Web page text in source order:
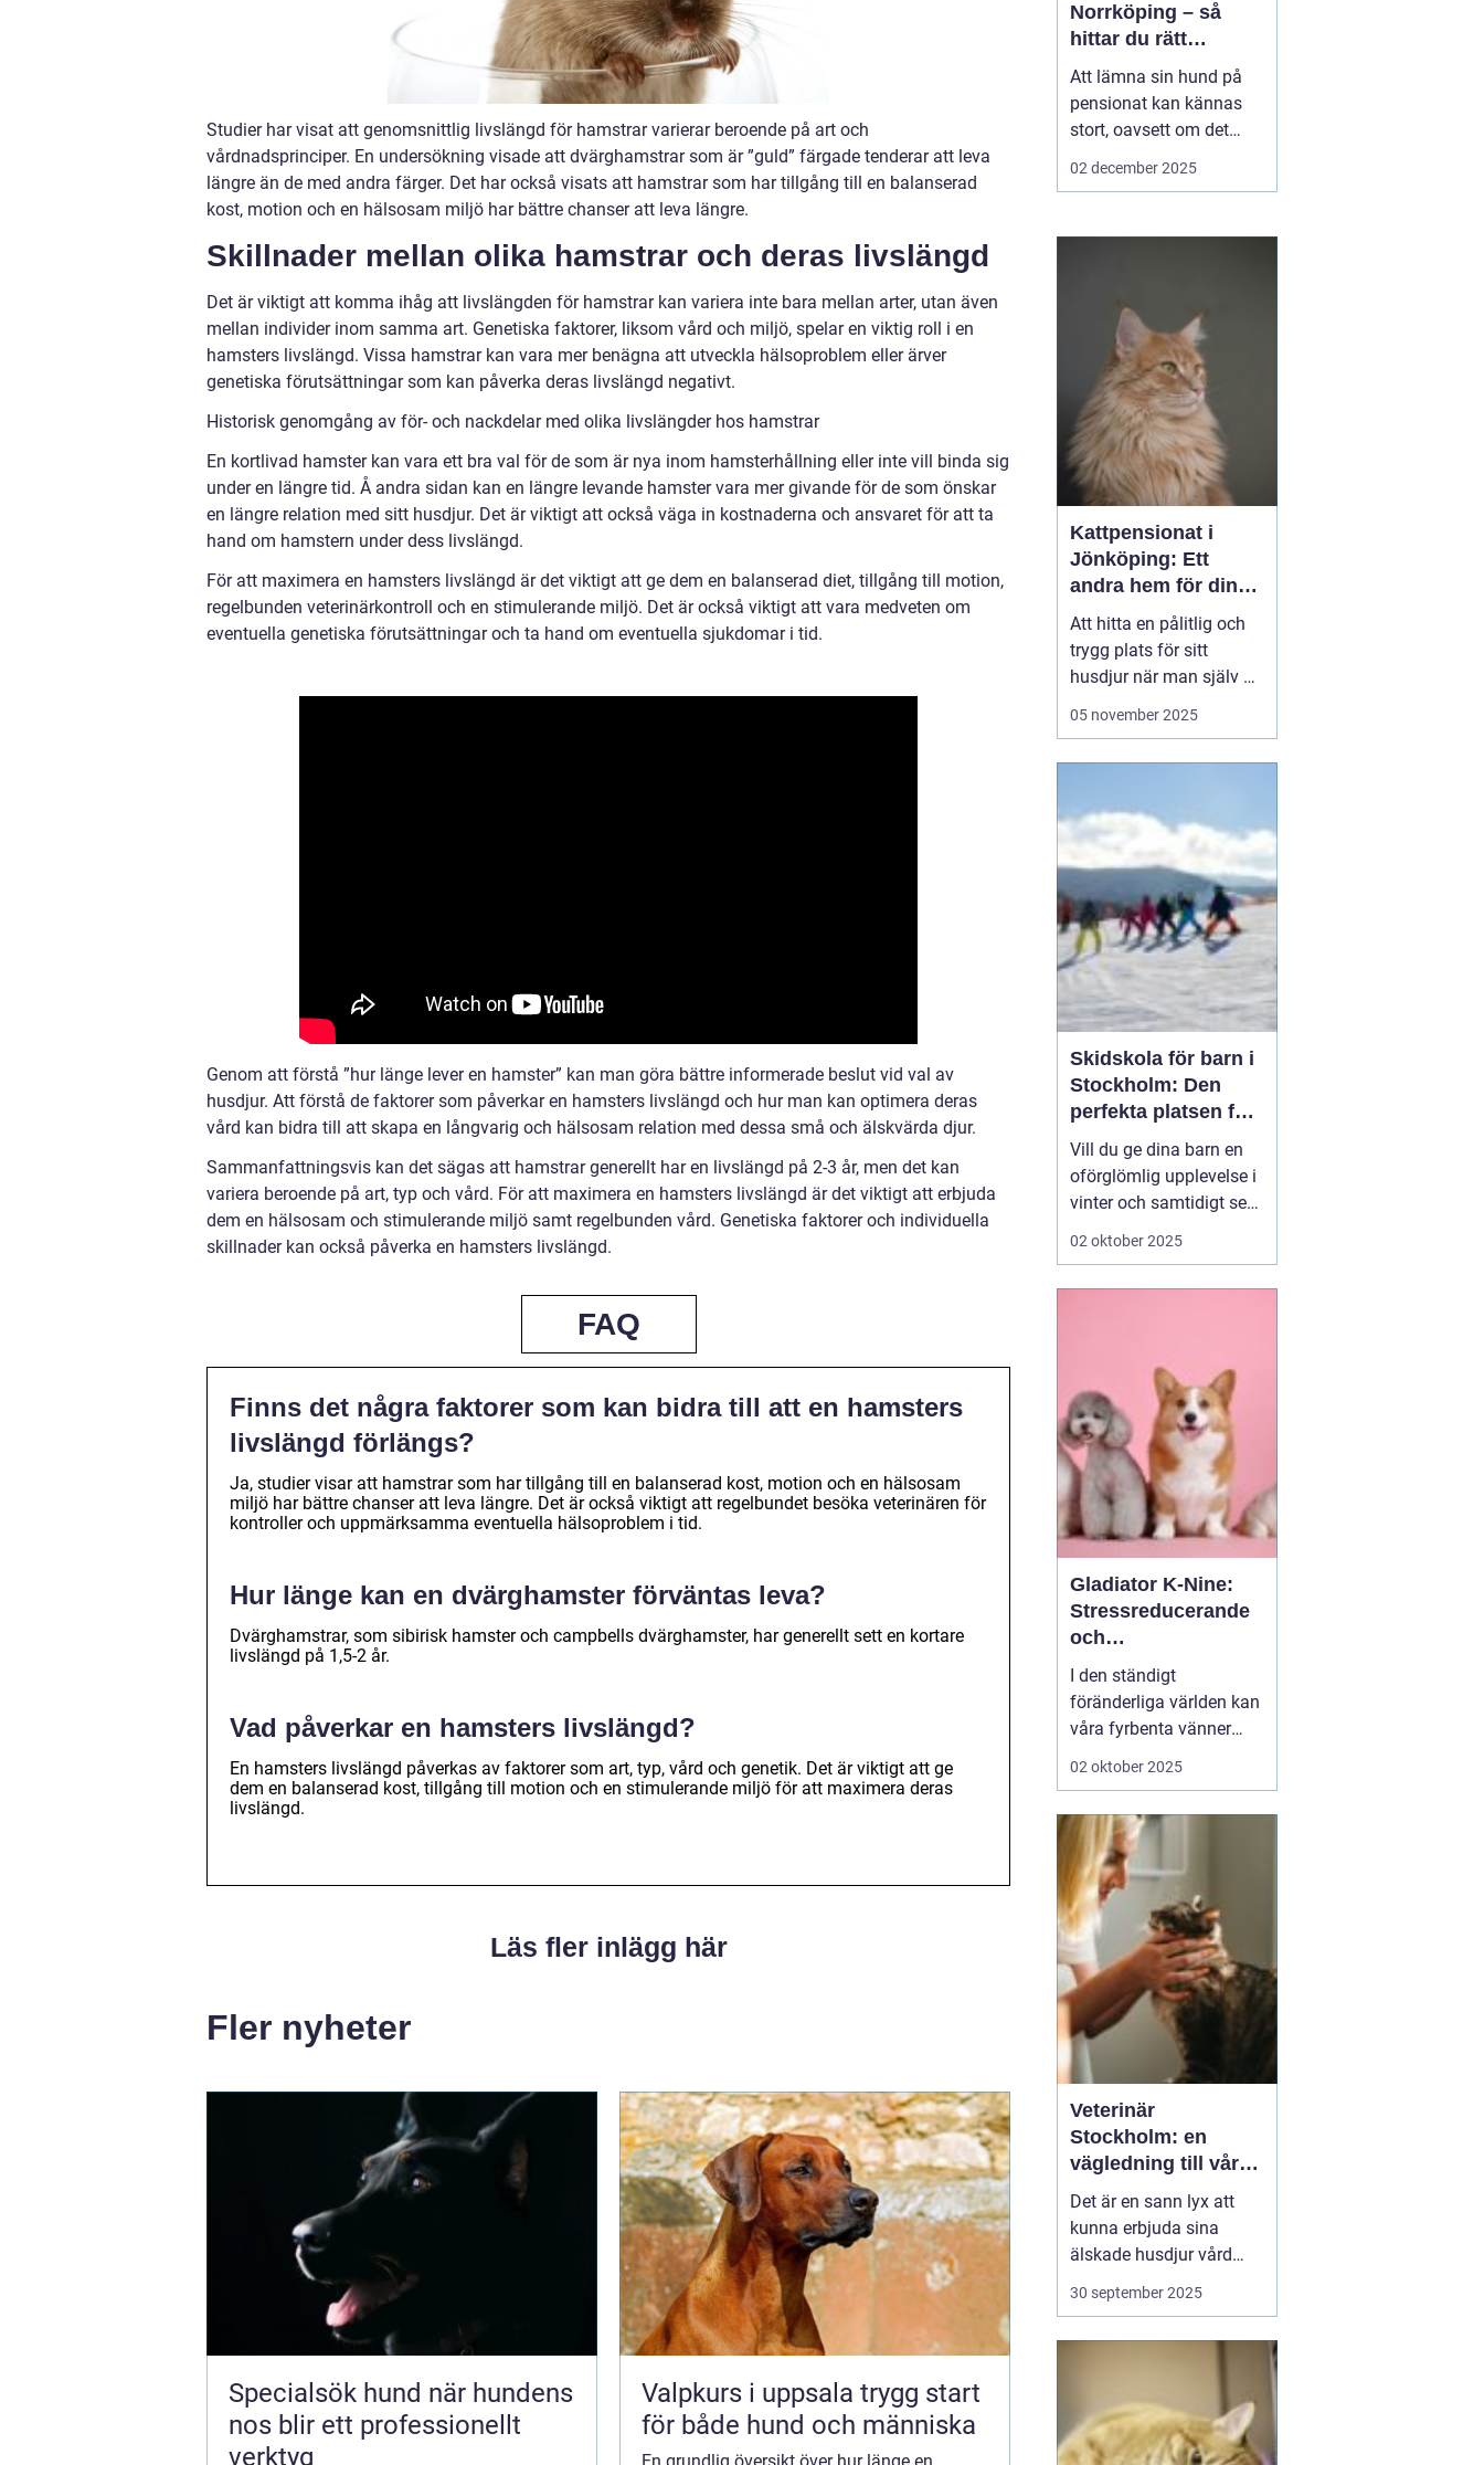
Studier har visat att genomsnittlig livslängd för hamstrar varierar beroende på art och
vårdnadsprinciper. En undersökning visade att dvärghamstrar som är ”guld” färgade tenderar att leva
längre än de med andra färger. Det har också visats att hamstrar som har tillgång till en balanserad
kost, motion och en hälsosam miljö har bättre chanser att leva längre.
Skillnader mellan olika hamstrar och deras livslängd
Det är viktigt att komma ihåg att livslängden för hamstrar kan variera inte bara mellan arter, utan även
mellan individer inom samma art. Genetiska faktorer, liksom vård och miljö, spelar en viktig roll i en
hamsters livslängd. Vissa hamstrar kan vara mer benägna att utveckla hälsoproblem eller ärver
genetiska förutsättningar som kan påverka deras livslängd negativt.
Historisk genomgång av för- och nackdelar med olika livslängder hos hamstrar
En kortlivad hamster kan vara ett bra val för de som är nya inom hamsterhållning eller inte vill binda sig
under en längre tid. Å andra sidan kan en längre levande hamster vara mer givande för de som önskar
en längre relation med sitt husdjur. Det är viktigt att också väga in kostnaderna och ansvaret för att ta
hand om hamstern under dess livslängd.
För att maximera en hamsters livslängd är det viktigt att ge dem en balanserad diet, tillgång till motion,
regelbunden veterinärkontroll och en stimulerande miljö. Det är också viktigt att vara medveten om
eventuella genetiska förutsättningar och ta hand om eventuella sjukdomar i tid.
Genom att förstå ”hur länge lever en hamster” kan man göra bättre informerade beslut vid val av
husdjur. Att förstå de faktorer som påverkar en hamsters livslängd och hur man kan optimera deras
vård kan bidra till att skapa en långvarig och hälsosam relation med dessa små och älskvärda djur.
Sammanfattningsvis kan det sägas att hamstrar generellt har en livslängd på 2-3 år, men det kan
variera beroende på art, typ och vård. För att maximera en hamsters livslängd är det viktigt att erbjuda
dem en hälsosam och stimulerande miljö samt regelbunden vård. Genetiska faktorer och individuella
skillnader kan också påverka en hamsters livslängd.
FAQ
Finns det några faktorer som kan bidra till att en hamsters
livslängd förlängs?
Ja, studier visar att hamstrar som har tillgång till en balanserad kost, motion och en hälsosam
miljö har bättre chanser att leva längre. Det är också viktigt att regelbundet besöka veterinären för
kontroller och uppmärksamma eventuella hälsoproblem i tid.
Hur länge kan en dvärghamster förväntas leva?
Dvärghamstrar, som sibirisk hamster och campbells dvärghamster, har generellt sett en kortare
livslängd på 1,5-2 år.
Vad påverkar en hamsters livslängd?
En hamsters livslängd påverkas av faktorer som art, typ, vård och genetik. Det är viktigt att ge
dem en balanserad kost, tillgång till motion och en stimulerande miljö för att maximera deras
livslängd.
Läs fler inlägg här
Fler nyheter
Specialsök hund när hundens
nos blir ett professionellt
verktyg
Valpkurs i uppsala trygg start
för både hund och människa
En grundlig översikt över hur länge en
Norrköping – så
hittar du rätt
omsorg för din hund
Att lämna sin hund på
pensionat kan kännas
stort, oavsett om det
gäller en hel semester
runt Norrköping letar
hunden blir...
02 december 2025
Kattpensionat i
Jönköping: Ett
andra hem för din
katt
Att hitta en pålitlig och
trygg plats för sitt
husdjur när man själv är
på resande fot kan
lösningen vara att lämna
katten...
05 november 2025
Skidskola för barn i
Stockholm: Den
perfekta platsen för
små blivande
skidåkare
Vill du ge dina barn en
oförglömlig upplevelse i
vinter och samtidigt se
dem utvecklas på
erbjuder många
möjligheter f&o...
02 oktober 2025
Gladiator K-Nine:
Stressreducerande
och
ångestdämpande
hundhalsband
I den ständigt
föränderliga världen kan
våra fyrbenta vänner
uppleva att livet blir
mänskliga problem;
många hundägare kan
intyga att d...
02 oktober 2025
Veterinär
Stockholm: en
vägledning till vård i
hemmiljö
Det är en sann lyx att
kunna erbjuda sina
älskade husdjur vård
direkt i hemmet. I
storstaden, där tiden
professionell veterinär
en högst v&aum...
30 september 2025